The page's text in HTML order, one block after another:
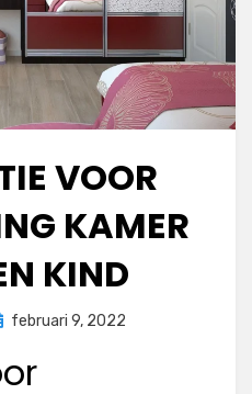
VOOR
KAMER
KIND
februari 9, 2022